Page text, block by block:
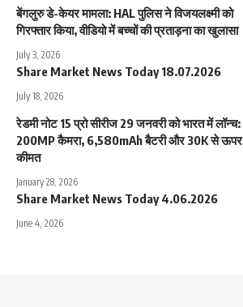
बेंगलुरु डे-केयर मामला: HAL पुलिस ने विजयलक्ष्मी को
गिरफ्तार किया, वीडियो में बच्चों की प्रताड़ना का खुलासा
July 3, 2026
Share Market News Today 18.07.2026
July 18, 2026
रेडमी नोट 15 प्रो सीरीज 29 जनवरी को भारत में लॉन्च:
200MP कैमरा, 6,580mAh बैटरी और 30K से ऊपर
कीमत
January 28, 2026
Share Market News Today 4.06.2026
June 4, 2026